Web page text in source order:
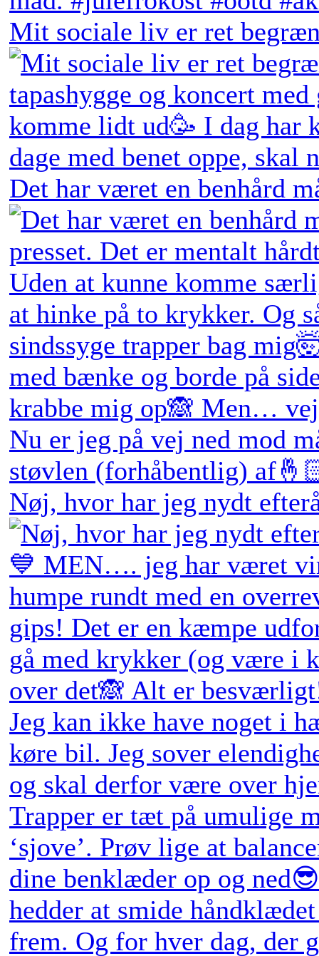
Mit sociale liv er ret
Det har været en benhård
Nøj, hvor har jeg nydt